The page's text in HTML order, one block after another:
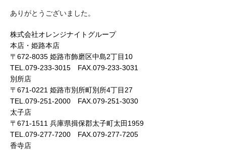
ありがとうございました。
株式会社オレンジナイトグループ
本店・姫路本店
〒672-8035 姫路市飾磨区中島2丁目10
TEL.079-233-3015 FAX.079-233-3031
別所店
〒671-0221 姫路市別所町別所4丁目27
TEL.079-251-2000 FAX.079-251-3030
太子店
〒671-1511 兵庫県揖保郡太子町太田1959
TEL.079-277-7200 FAX.079-277-7205
香寺店